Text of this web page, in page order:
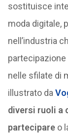
sostituisce
moda digitale,
nell’industria
partecipazione
nelle sfilate di
illustrato da
diversi ruoli a
partecipareo